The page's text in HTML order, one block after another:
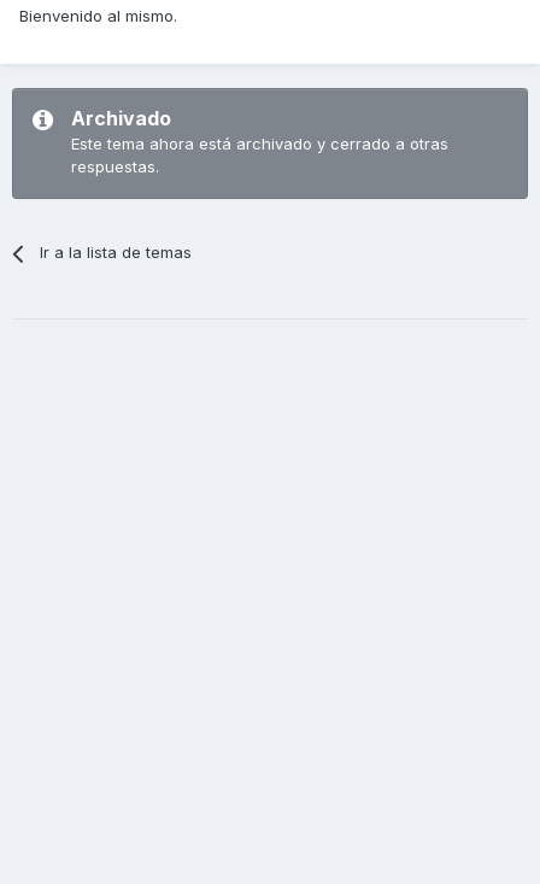
Bienvenido al mismo.
Archivado
Este tema ahora está archivado y cerrado a otras
respuestas.
Ir a la lista de temas